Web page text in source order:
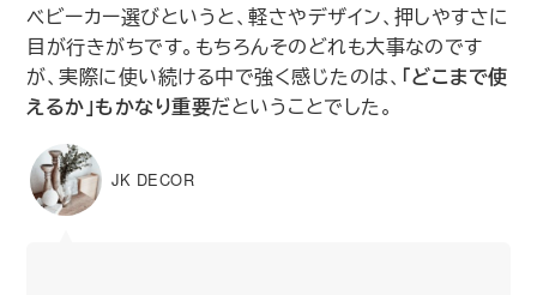
ベビーカー選びというと、軽さやデザイン、押しやすさに
目が行きがちです。もちろんそのどれも大事なのです
が、実際に使い続ける中で強く感じたのは、 「どこまで使
えるか」もかなり重要だということでした。
JK DECOR